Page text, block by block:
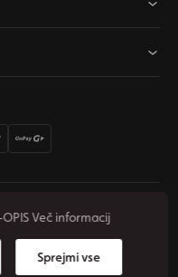
Zasebnost
Več informacij
Sprejmi vse